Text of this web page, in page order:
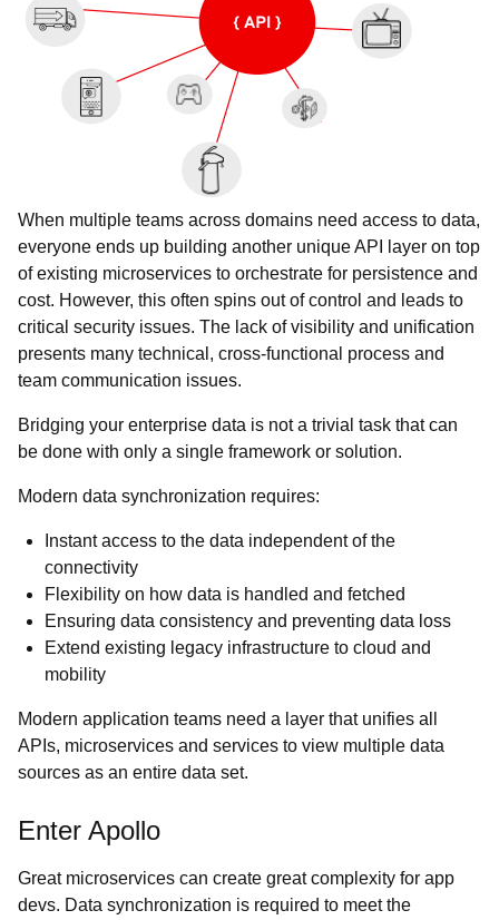
When multiple teams across domains need access to data,
everyone ends up building another unique API layer on top
of existing microservices to orchestrate for persistence and
cost. However, this often spins out of control and leads to
critical security issues. The lack of visibility and unification
presents many technical, cross-functional process and
team communication issues.
Bridging your enterprise data is not a trivial task that can
be done with only a single framework or solution.
Modern data synchronization requires:
Instant access to the data independent of the
connectivity
Flexibility on how data is handled and fetched
Ensuring data consistency and preventing data loss
Extend existing legacy infrastructure to cloud and
mobility
Modern application teams need a layer that unifies all
APIs, microservices and services to view multiple data
sources as an entire data set.
Enter Apollo
Great microservices can create great complexity for app
devs. Data synchronization is required to meet the